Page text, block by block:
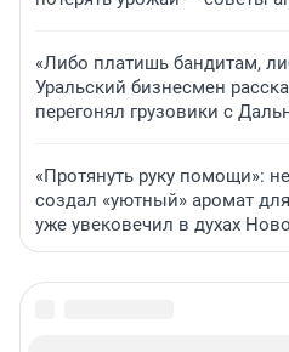
«Либо платишь бандитам,
Уральский бизнесмен
перегонял грузовики с
«Протянуть руку помощи»:
создал «уютный» аромат
уже увековечил в духах